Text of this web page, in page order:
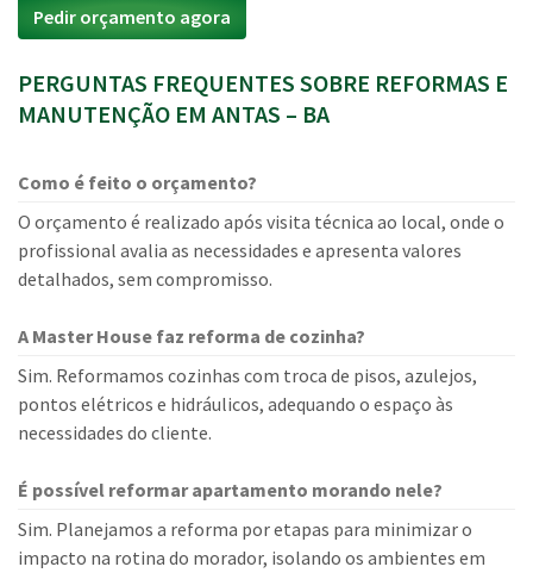
Pedir orçamento agora
PERGUNTAS FREQUENTES SOBRE REFORMAS E
MANUTENÇÃO EM ANTAS – BA
Como é feito o orçamento?
O orçamento é realizado após visita técnica ao local, onde o
profissional avalia as necessidades e apresenta valores
detalhados, sem compromisso.
A Master House faz reforma de cozinha?
Sim. Reformamos cozinhas com troca de pisos, azulejos,
pontos elétricos e hidráulicos, adequando o espaço às
necessidades do cliente.
É possível reformar apartamento morando nele?
Sim. Planejamos a reforma por etapas para minimizar o
impacto na rotina do morador, isolando os ambientes em